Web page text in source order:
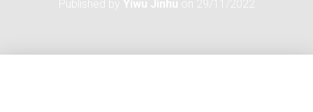
Published by Yiwu Jinhu on 29/11/2022